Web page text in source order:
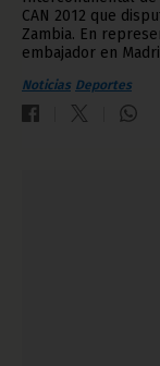
CAN 2012 que
Zambia. En
embajador en
Noticias Deportes